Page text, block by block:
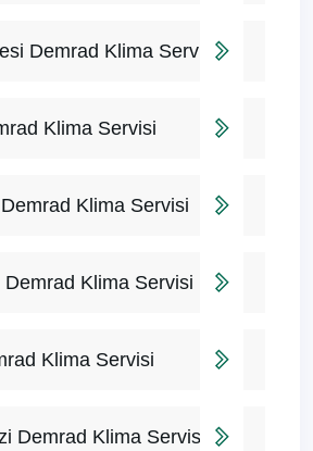
Demrad Klima Servisi
Klima Servisi
Klima Servisi
Klima Servisi
Klima Servisi
Demrad Klima Servisi